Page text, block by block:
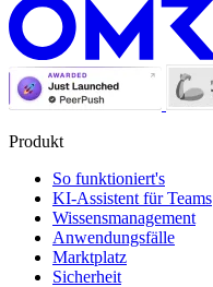
Produkt
So funktioniert's
KI-Assistent für Teams
Wissensmanagement
Anwendungsfälle
Marktplatz
Sicherheit